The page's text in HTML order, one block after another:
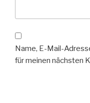
Name, E-Mail-
für meinen nächsten